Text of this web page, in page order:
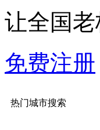
让全国
免费注册
热门城市搜索